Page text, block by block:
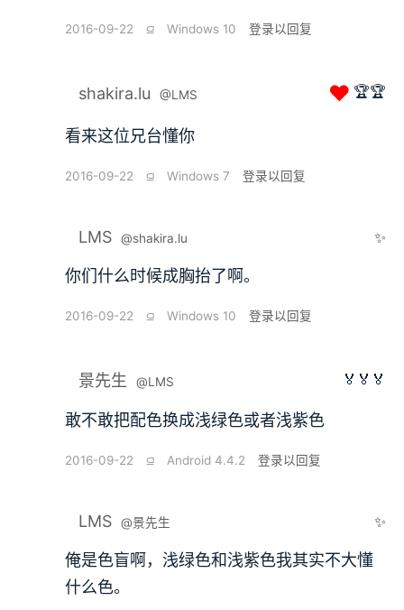
2016-09-22 ⫑ Windows 10 登录以回复
shakira.lu @LMS ❤ 🏆🏆
看来这位兄台懂你
2016-09-22 ⫑ Windows 7 登录以回复
LMS @shakira.lu ✨
你们什么时候成胸抬了啊。
2016-09-22 ⫑ Windows 10 登录以回复
景先生 @LMS 🏅🏅🏅
敢不敢把配色换成浅绿色或者浅紫色
2016-09-22 ⫑ Android 4.4.2 登录以回复
LMS @景先生 ✨
俺是色盲啊，浅绿色和浅紫色我其实不大懂
什么色。